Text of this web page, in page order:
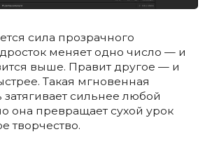
сила прозрачного
меняет одно число — и
выше. Правит другое — и
Такая мгновенная
затягивает сильнее любой
она превращает сухой урок
творчество.